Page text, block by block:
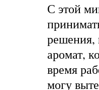
С этой
решения,
аромат,
время
могу